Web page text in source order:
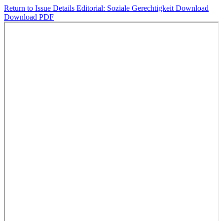
Return to Issue Details Editorial: Soziale Gerechtigkeit Download
Download PDF